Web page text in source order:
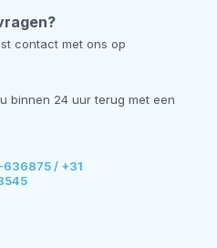
contact met ons op
binnen 24 uur terug met een
636875 / +31